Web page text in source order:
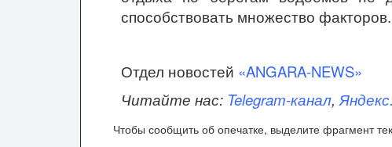
способствовать множество факторов.
Отдел новостей «ANGARA-NEWS»
Читайте нас: Telegram-канал,
Чтобы сообщить об опечатке, выделите фрагмент